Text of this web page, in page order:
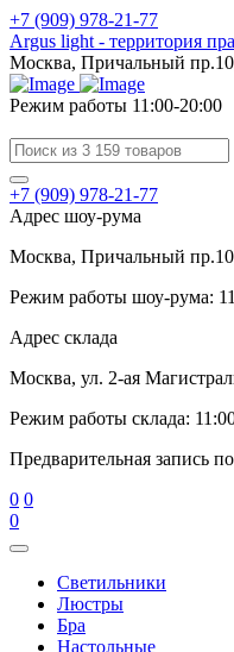
+7 (909) 978-21-77
Argus light - территория
Москва, Причальный
Режим работы 11:00-20:00
+7 (909) 978-21-77
Адрес шоу-рума
Москва, Причальный
Режим работы шоу-рума:
Адрес склада
Москва, ул. 2-ая
Режим работы склада:
Предварительная запись
0 0
0
Cветильники
Люстры
Бра
Настольные